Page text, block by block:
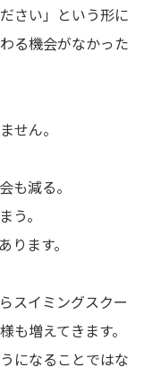
さい」という形に
る機会がなかった
せん。
も減る。
う。
ます。
スイミングスクー
も増えてきます。
になることではな